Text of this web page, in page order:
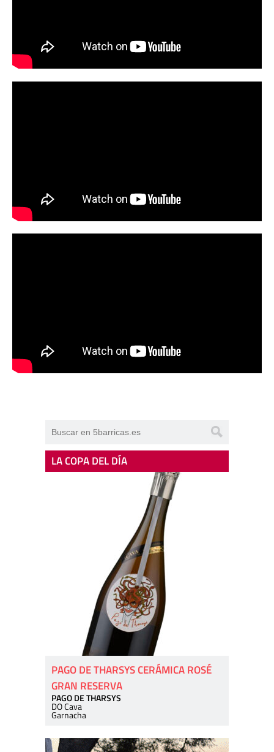
LA COPA DEL DÍA
PAGO DE THARSYS CERÁMICA ROSÉ
GRAN RESERVA
PAGO DE THARSYS
DO Cava
Garnacha